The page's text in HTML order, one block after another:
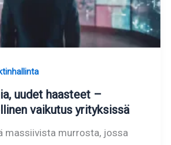
uudet haasteet –
vaikutus yrityksissä
massiivista murrosta, jossa